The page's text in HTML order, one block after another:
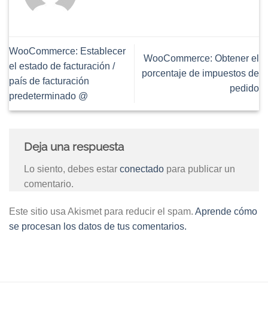
WooCommerce: Establecer
el estado de facturación /
país de facturación
predeterminado @
WooCommerce: Obtener el
porcentaje de impuestos de
pedido
Deja una respuesta
Lo siento, debes estar conectado para publicar un
comentario.
Este sitio usa Akismet para reducir el spam. Aprende cómo
se procesan los datos de tus comentarios.